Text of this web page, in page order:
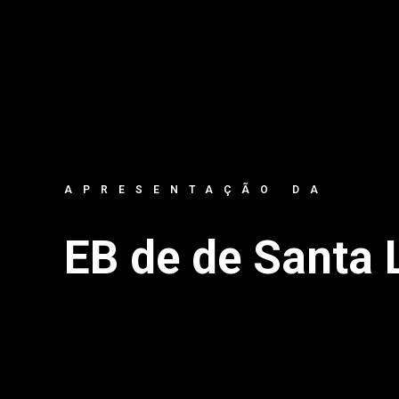
APRESENTAÇÃO DA
EB de de Santa